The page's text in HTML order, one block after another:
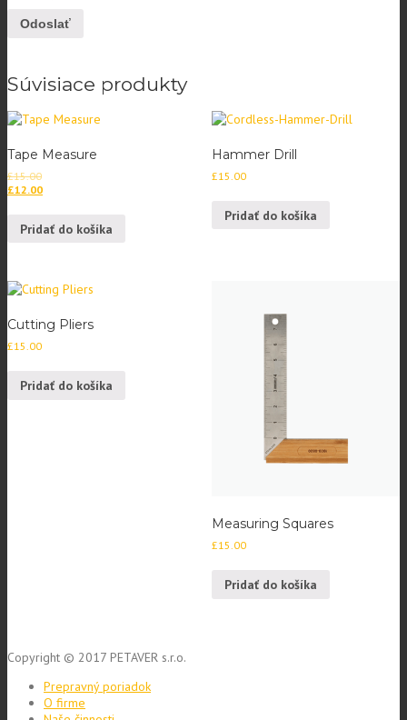
Súvisiace produkty
Tape Measure
£15.00
£12.00
Pridať do košíka
Hammer Drill
£15.00
Pridať do košíka
Cutting Pliers
£15.00
Pridať do košíka
Measuring Squares
£15.00
Pridať do košíka
Copyright © 2017 PETAVER s.r.o.
Prepravný poriadok
O firme